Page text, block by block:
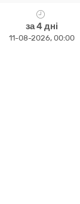
за 4 дні
11-08-2026, 00:00